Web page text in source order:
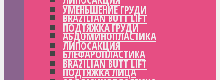
BRAZILIAN BUTT LIFT
АБДОМИНОПЛАСТИКА
БЛЕФАРОПЛАСТИКА
ПОДТЯЖКА ЛИЦА
УМЕНЬШЕНИЕ ГРУДИ
ПОДТЯЖКА ГРУДИ
ЛИПОСАКЦИЯ
BRAZILIAN BUTT LIFT